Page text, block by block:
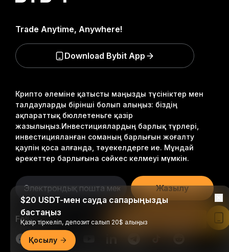
Крипто әлеміне қатысты маңызды түсініктер мен
талдауларды бірінші болып алыңыз: біздің
ақпараттық бюллетеньге қазір
жазылыңыз.Инвестициялардың барлық түрлері,
инвестицияланған соманың барлығын жоғалту
қаупін қоса алғанда, тәуекелдерге ие. Мұндай
әрекеттер барлығына сәйкес келмеуі мүмкін.
Жазылу
Follow Us
Trade Anytime, Anywhere!
Download Bybit App
$20 USDT-мен сауда сапарыңызды
бастаңыз
Қазір тіркеліп, депозит салып 20$ алыңыз
Қосылу
Bybit қолданбасында оқу